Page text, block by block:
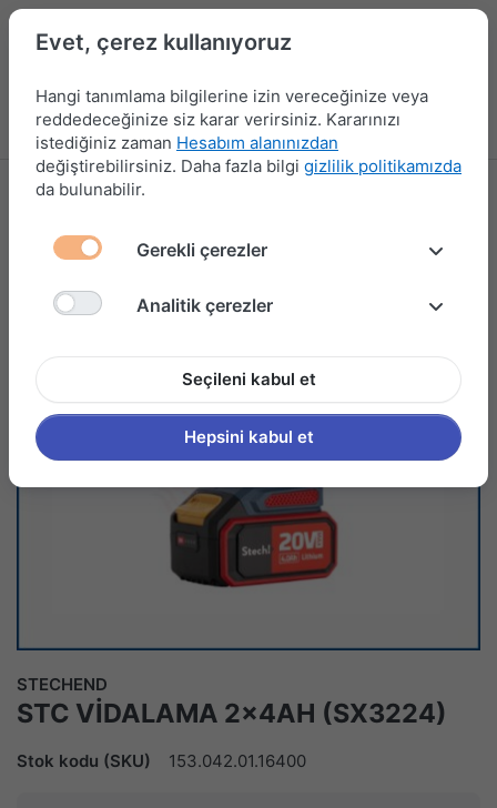
Menü Kampanyalar Yeni Ürünler Giriş yap
STECHEND
STC VİDALAMA 2x4AH (SX3224)
Stok kodu (SKU) 153.042.01.16400
Evet, çerez kullanıyoruz
Hangi tanımlama bilgilerine izin vereceğinize veya
reddedeceğinize siz karar verirsiniz. Kararınızı
istediğiniz zaman Hesabım alanınızdan
değiştirebilirsiniz. Daha fazla bilgi gizlilik politikamızda
da bulunabilir.
Gerekli çerezler
Analitik çerezler
Seçileni kabul et
Hepsini kabul et